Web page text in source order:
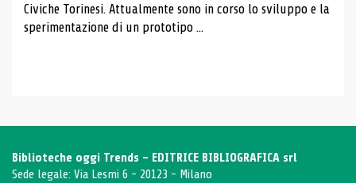
Civiche Torinesi. Attualmente sono in corso lo sviluppo e la
sperimentazione di un prototipo ...
Biblioteche oggi Trends - EDITRICE BIBLIOGRAFICA srl
Sede legale: Via Lesmi 6 - 20123 - Milano